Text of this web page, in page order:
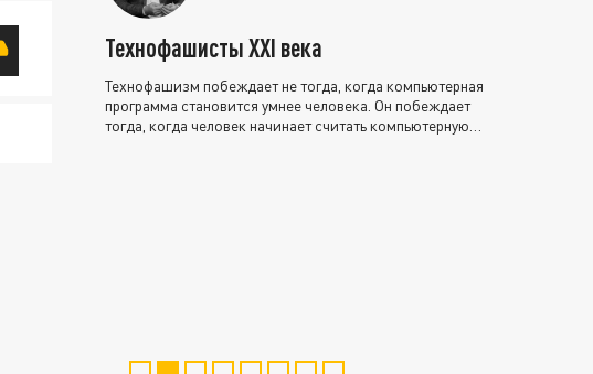
Технофашисты XXI века
Технофашизм побеждает не тогда, когда компьютерная
программа становится умнее человека. Он побеждает
тогда, когда человек начинает считать компьютерную